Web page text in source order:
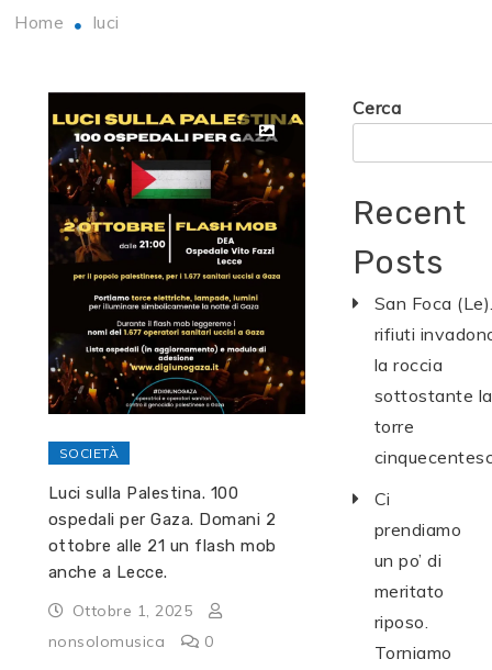
Home luci
SOCIETÀ
Luci sulla Palestina. 100
ospedali per Gaza. Domani 2
ottobre alle 21 un flash mob
anche a Lecce.
Ottobre 1, 2025
nonsolomusica
0
Cerca
Recent
Posts
San Foca
rifiuti
la roccia
sottostante la
torre
Ci
prendiamo
un po’ di
meritato
riposo.
Torniamo